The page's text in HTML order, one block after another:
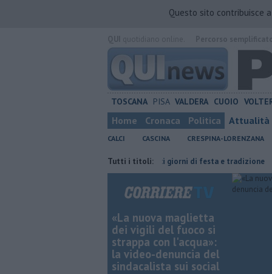
Questo sito contribuisce
TOSCANA PISA VALDERA CUOIO
Home Cronaca Politica Attualità
CALCI CASCINA CRESPINA-LORENZANA
Tutti i titoli:
San Casciano, dieci giorni di festa e tradizione
«La nuova maglietta
dei vigili del fuoco si
strappa con l'acqua»:
la video-denuncia del
sindacalista sui social